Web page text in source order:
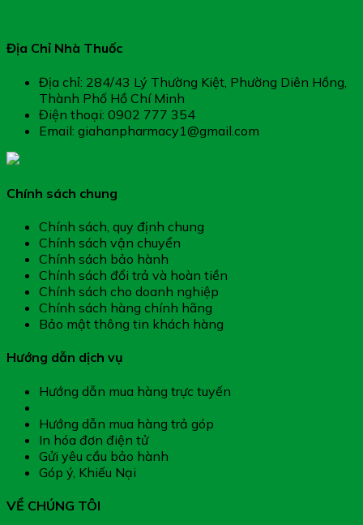
Địa Chỉ Nhà Thuốc
Địa chỉ: 284/43 Lý Thường Kiệt, Phường Diên Hồng,
Thành Phố Hồ Chí Minh
Điện thoại: 0902 777 354
Email: giahanpharmacy1@gmail.com
Chính sách chung
Chính sách, quy định chung
Chính sách vận chuyển
Chính sách bảo hành
Chính sách đổi trả và hoàn tiền
Chính sách cho doanh nghiệp
Chính sách hàng chính hãng
Bảo mật thông tin khách hàng
Hướng dẫn dịch vụ
Hướng dẫn mua hàng trực tuyến
Hướng dẫn mua hàng trả góp
In hóa đơn điện tử
Gửi yêu cầu bảo hành
Góp ý, Khiếu Nại
VỀ CHÚNG TÔI